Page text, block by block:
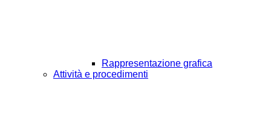
Rappresentazione grafica
Attività e procedimenti